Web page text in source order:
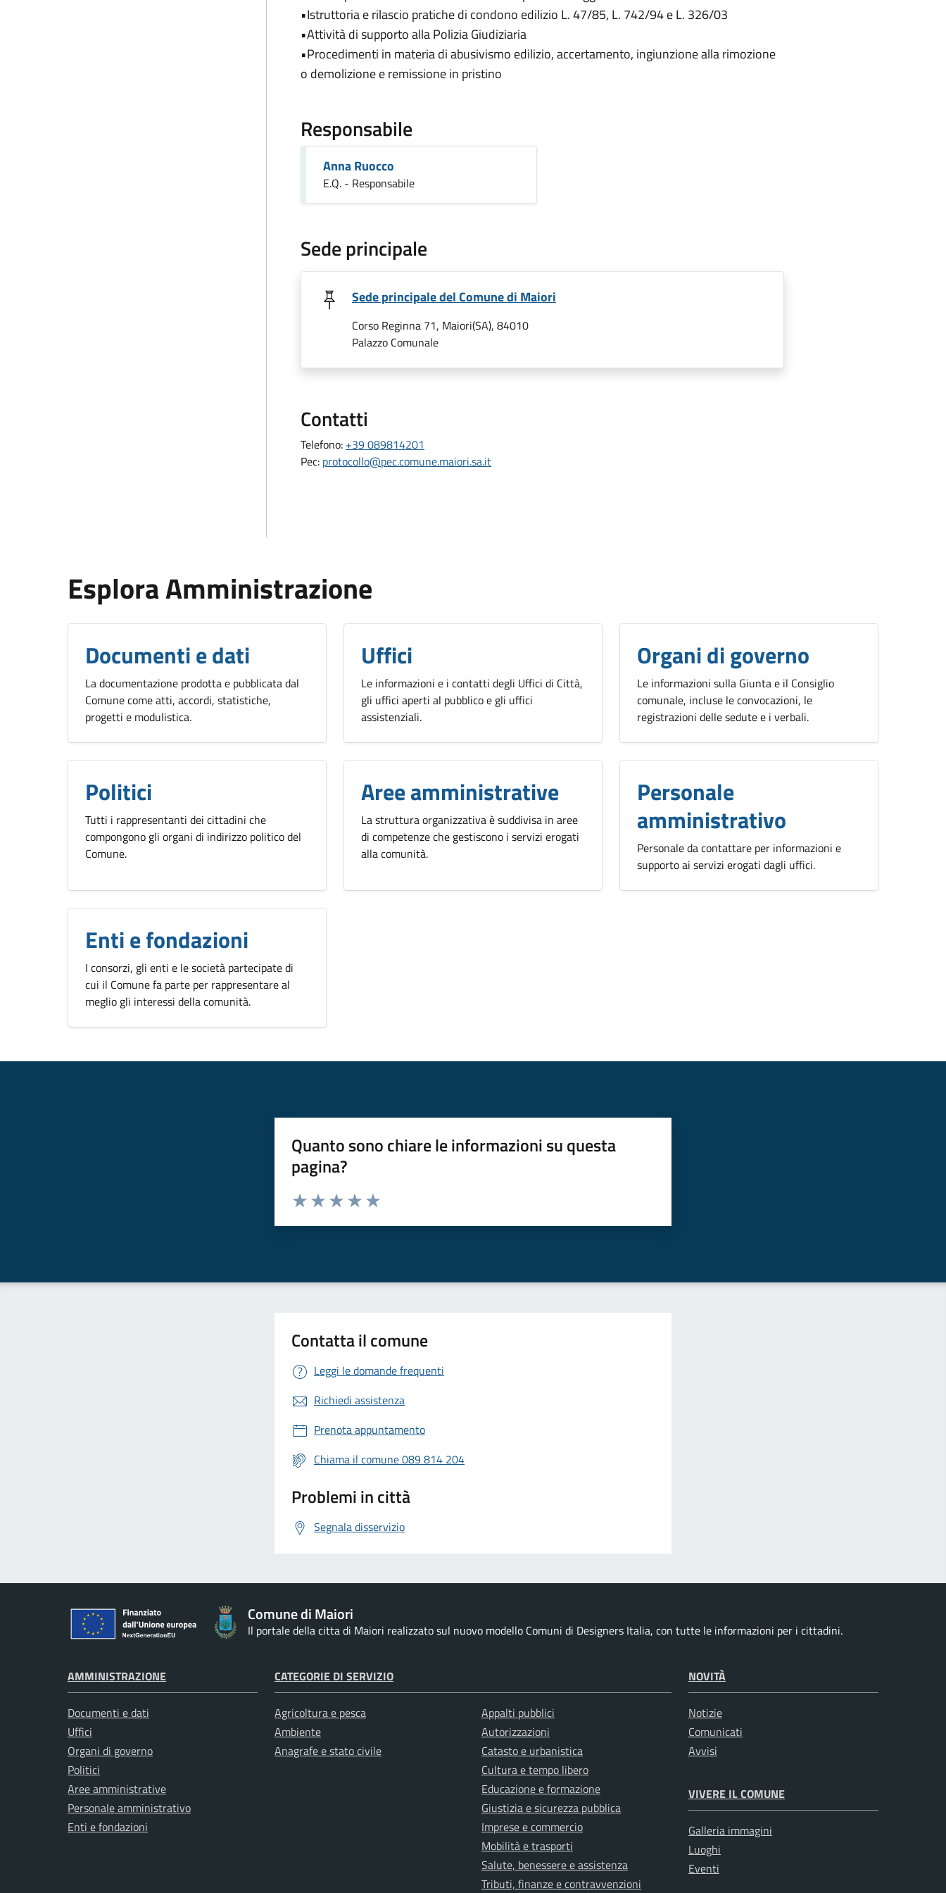
•Istruttoria e rilascio pratiche di condono edilizio L. 47/85, L. 742/94 e L. 326/03
•Attività di supporto alla Polizia Giudiziaria
•Procedimenti in materia di abusivismo edilizio, accertamento, ingiunzione alla rimozione
o demolizione e remissione in pristino
Responsabile
Anna Ruocco
E.Q. - Responsabile
Sede principale
Sede principale del Comune di Maiori
Corso Reginna 71, Maiori(SA), 84010
Palazzo Comunale
Contatti
Telefono: +39 089814201
Pec: protocollo@pec.comune.maiori.sa.it
Esplora Amministrazione
Documenti e dati
La documentazione prodotta e pubblicata dal
Comune come atti, accordi, statistiche,
progetti e modulistica.
Uffici
Le informazioni e i contatti degli Uffici di Città,
gli uffici aperti al pubblico e gli uffici
assistenziali.
Organi di governo
Le informazioni sulla Giunta e il Consiglio
comunale, incluse le convocazioni, le
registrazioni delle sedute e i verbali.
Politici
Tutti i rappresentanti dei cittadini che
compongono gli organi di indirizzo politico del
Comune.
Aree amministrative
La struttura organizzativa è suddivisa in aree
di competenze che gestiscono i servizi erogati
alla comunità.
Personale
amministrativo
Personale da contattare per informazioni e
supporto ai servizi erogati dagli uffici.
Enti e fondazioni
I consorzi, gli enti e le società partecipate di
cui il Comune fa parte per rappresentare al
meglio gli interessi della comunità.
Quanto sono chiare le informazioni su questa
pagina?
Valuta da 1 a 5 stelle la pagina
Contatta il comune
Leggi le domande frequenti
Richiedi assistenza
Prenota appuntamento
Chiama il comune 089 814 204
Problemi in città
Segnala disservizio
Comune di Maiori
Il portale della citta di Maiori realizzato sul nuovo modello Comuni di Designers Italia, con tutte le informazioni per i cittadini.
AMMINISTRAZIONE
Documenti e dati
Uffici
Organi di governo
Politici
Aree amministrative
Personale amministrativo
Enti e fondazioni
CATEGORIE DI SERVIZIO
Agricoltura e pesca
Ambiente
Anagrafe e stato civile
Appalti pubblici
Autorizzazioni
Catasto e urbanistica
Cultura e tempo libero
Educazione e formazione
Giustizia e sicurezza pubblica
Imprese e commercio
Mobilità e trasporti
Salute, benessere e assistenza
Tributi, finanze e contravvenzioni
NOVITÀ
Notizie
Comunicati
Avvisi
VIVERE IL COMUNE
Galleria immagini
Luoghi
Eventi